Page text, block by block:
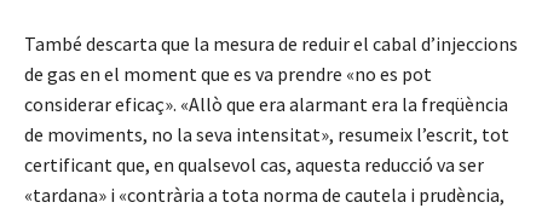
També descarta que la mesura de reduir el cabal d’injeccions
de gas en el moment que es va prendre «no es pot
considerar eficaç». «Allò que era alarmant era la freqüència
de moviments, no la seva intensitat», resumeix l’escrit, tot
certificant que, en qualsevol cas, aquesta reducció va ser
«tardana» i «contrària a tota norma de cautela i prudència,